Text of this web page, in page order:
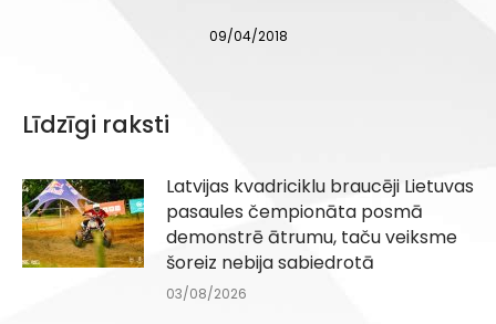
09/04/2018
Līdzīgi raksti
Latvijas kvadriciklu braucēji Lietuvas
pasaules čempionāta posmā
demonstrē ātrumu, taču veiksme
šoreiz nebija sabiedrotā
03/08/2026